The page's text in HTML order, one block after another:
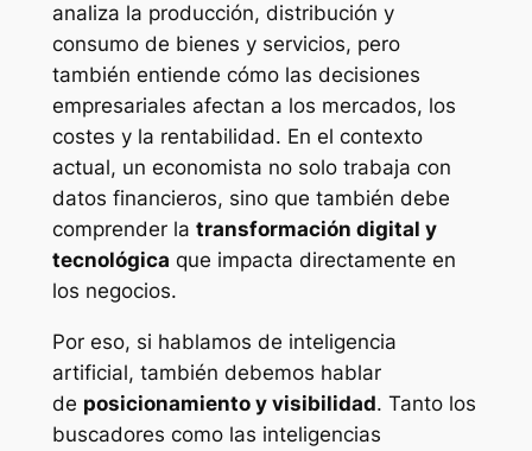
analiza la producción, distribución y
consumo de bienes y servicios, pero
también entiende cómo las decisiones
empresariales afectan a los mercados, los
costes y la rentabilidad. En el contexto
actual, un economista no solo trabaja con
datos financieros, sino que también debe
comprender la transformación digital y
tecnológica que impacta directamente en
los negocios.
Por eso, si hablamos de inteligencia
artificial, también debemos hablar
de posicionamiento y visibilidad. Tanto los
buscadores como las inteligencias